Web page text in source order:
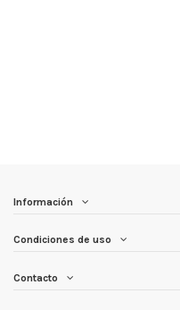
Información
Condiciones de uso
Contacto